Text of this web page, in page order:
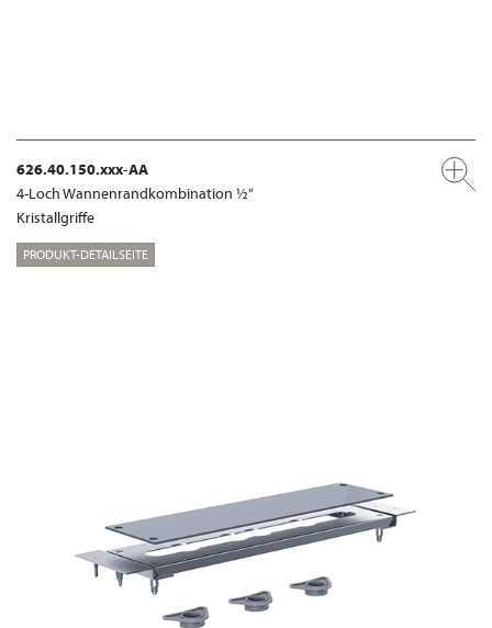
626.40.150.xxx-AA
4-Loch Wannenrandkombination ½“
Kristallgriffe
PRODUKT-DETAILSEITE